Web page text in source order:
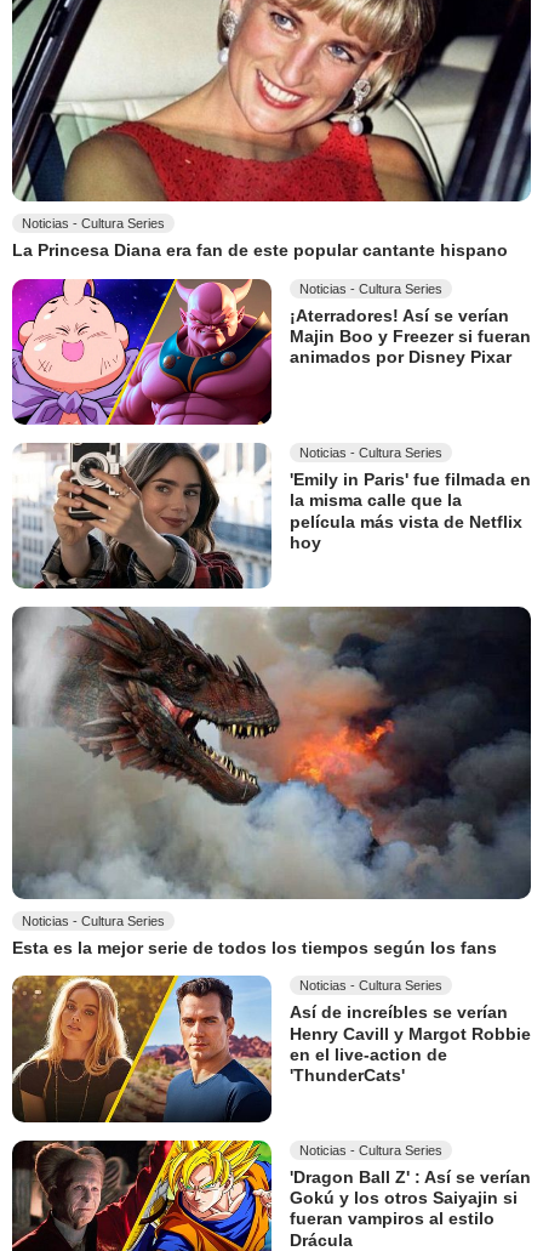
Noticias - Cultura Series
La Princesa Diana era fan de este popular cantante hispano
Noticias - Cultura Series
¡Aterradores! Así se verían
Majin Boo y Freezer si fueran
animados por Disney Pixar
Noticias - Cultura Series
'Emily in Paris' fue filmada en
la misma calle que la
película más vista de Netflix
hoy
Noticias - Cultura Series
Esta es la mejor serie de todos los tiempos según los fans
Noticias - Cultura Series
Así de increíbles se verían
Henry Cavill y Margot Robbie
en el live-action de
'ThunderCats'
Noticias - Cultura Series
'Dragon Ball Z' : Así se verían
Gokú y los otros Saiyajin si
fueran vampiros al estilo
Drácula